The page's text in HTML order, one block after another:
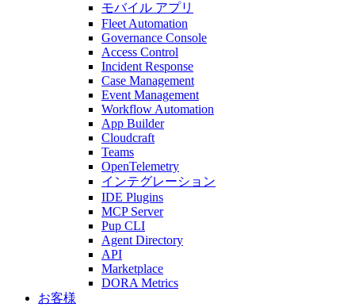
モバイル アプリ
Fleet Automation
Governance Console
Access Control
Incident Response
Case Management
Event Management
Workflow Automation
App Builder
Cloudcraft
Teams
OpenTelemetry
インテグレーション
IDE Plugins
MCP Server
Pup CLI
Agent Directory
API
Marketplace
DORA Metrics
お客様